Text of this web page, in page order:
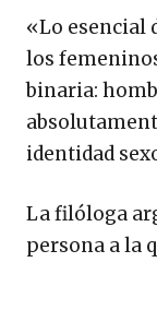
«Lo esencial
los
binaria:
identidad
La filóloga
persona a la